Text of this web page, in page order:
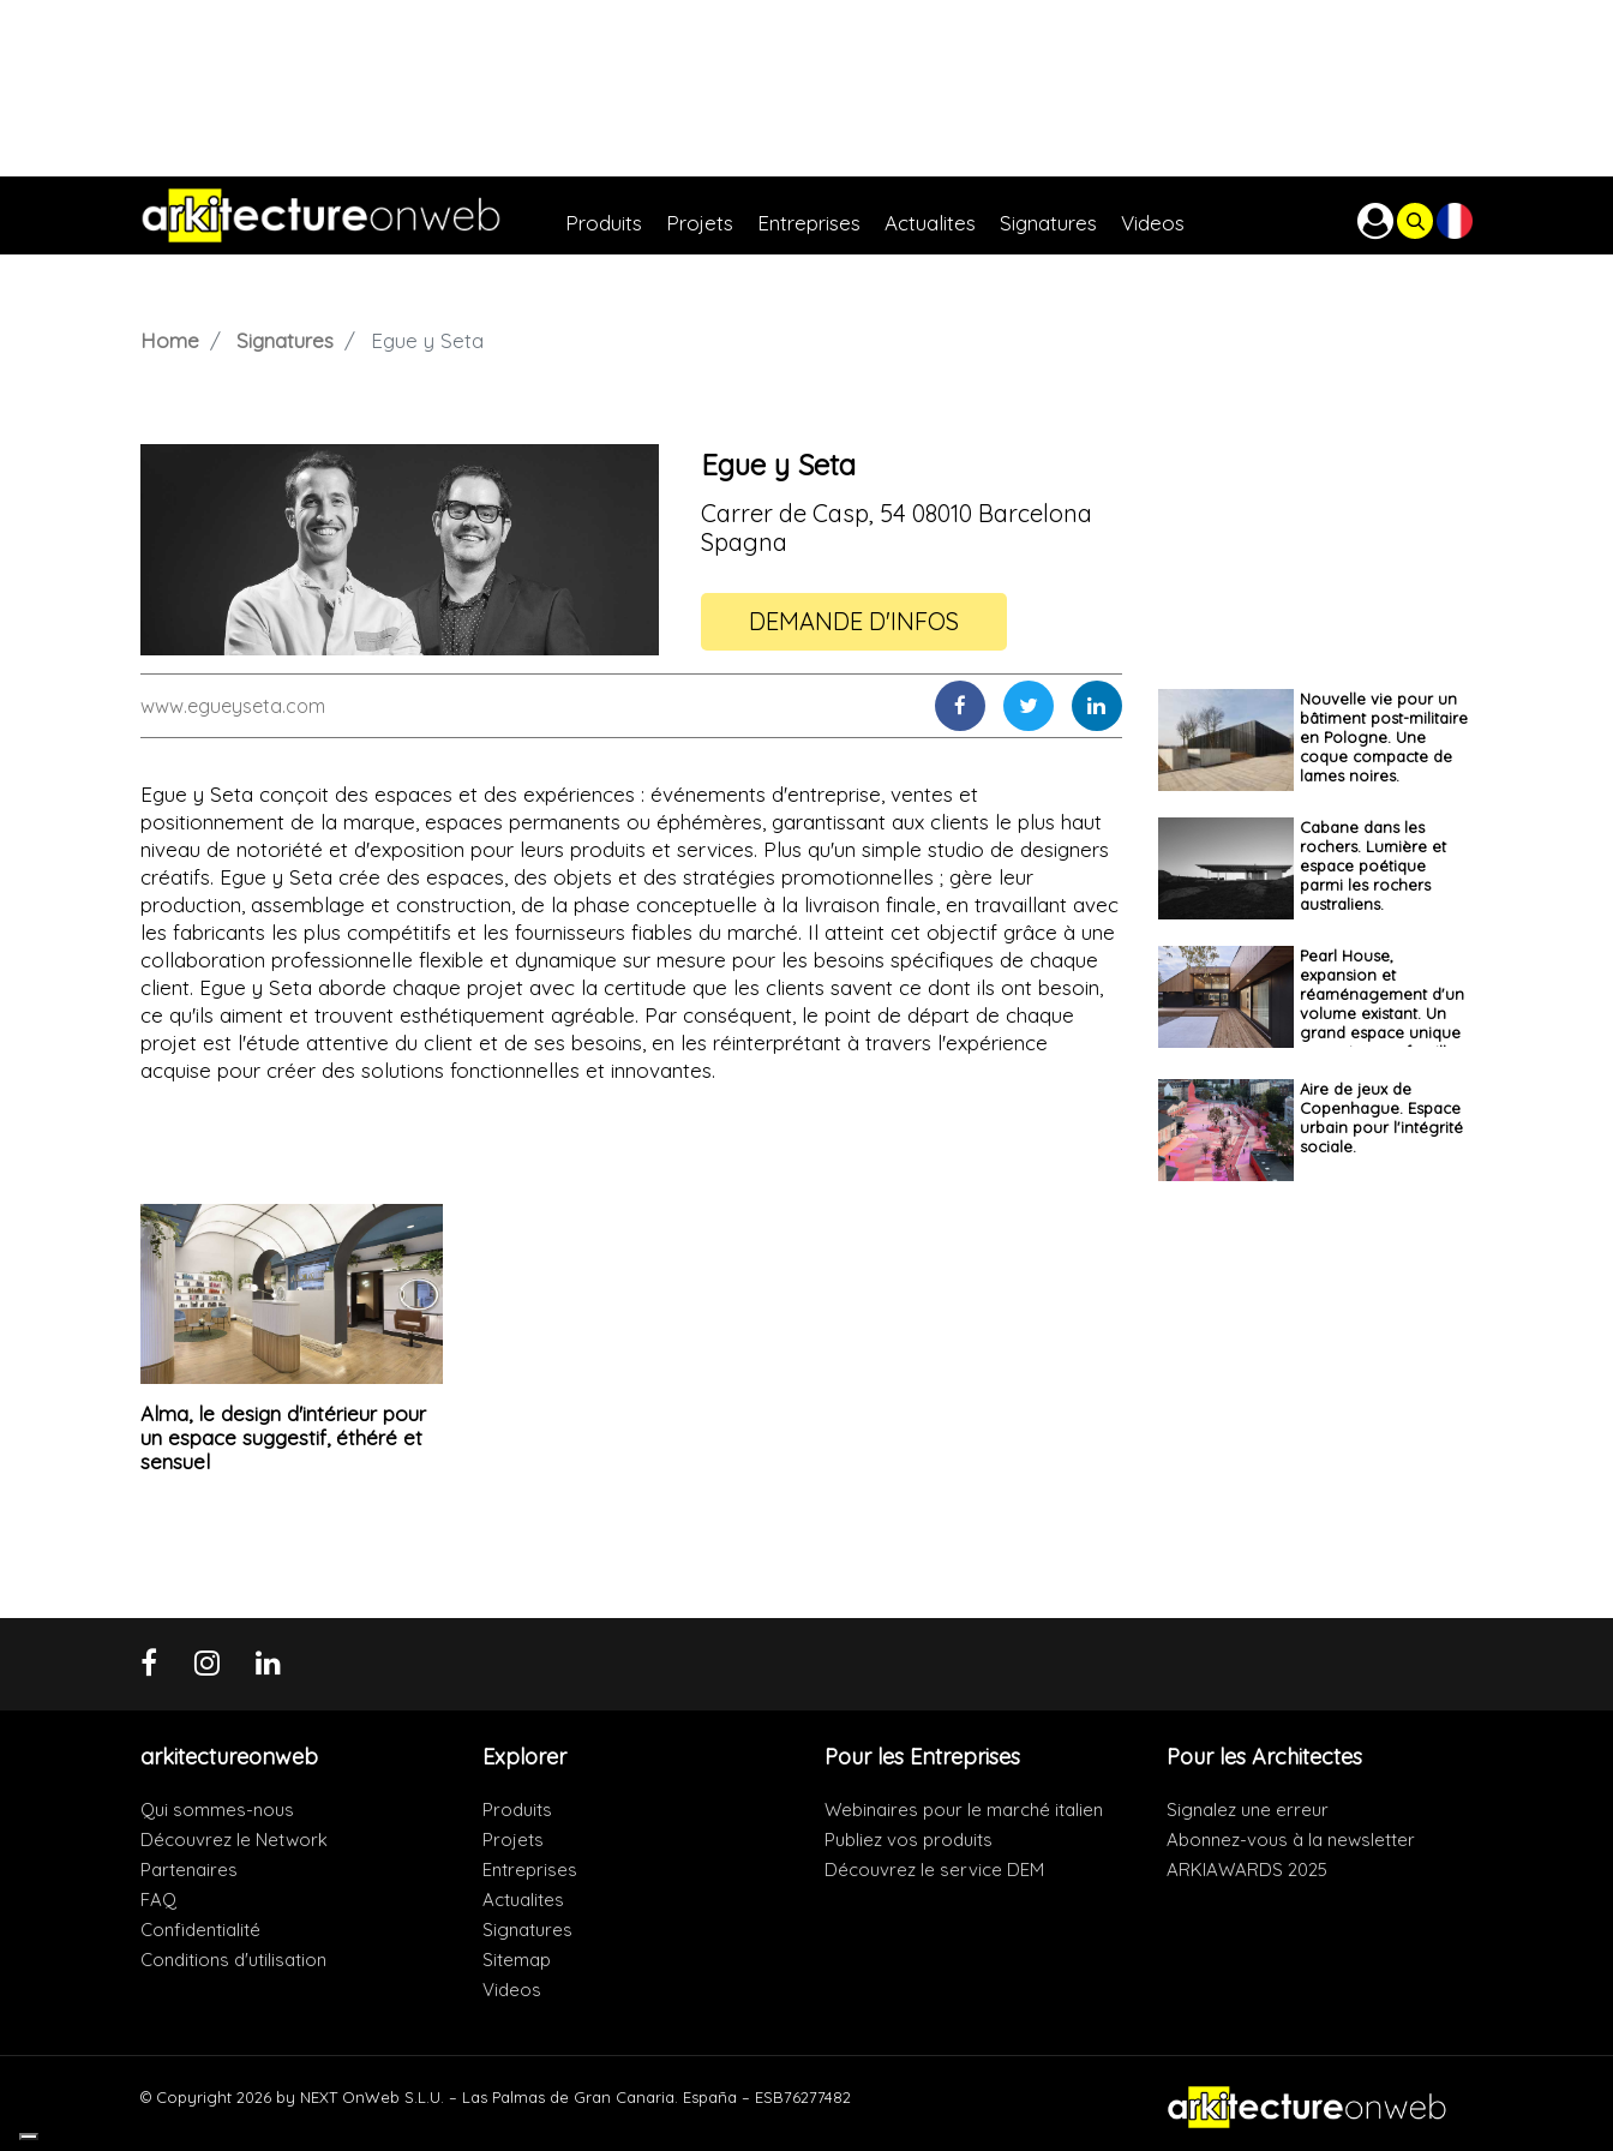
Produits Projets Entreprises Actualites Signatures Videos
Home Signatures Egue y Seta
Egue y Seta
Carrer de Casp, 54 08010 Barcelona
Spagna
DEMANDE D'INFOS
www.egueyseta.com
Egue y Seta conçoit des espaces et des expériences : événements d'entreprise, ventes et
positionnement de la marque, espaces permanents ou éphémères, garantissant aux clients le plus haut
niveau de notoriété et d'exposition pour leurs produits et services. Plus qu'un simple studio de designers
créatifs. Egue y Seta crée des espaces, des objets et des stratégies promotionnelles ; gère leur
production, assemblage et construction, de la phase conceptuelle à la livraison finale, en travaillant avec
les fabricants les plus compétitifs et les fournisseurs fiables du marché. Il atteint cet objectif grâce à une
collaboration professionnelle flexible et dynamique sur mesure pour les besoins spécifiques de chaque
client. Egue y Seta aborde chaque projet avec la certitude que les clients savent ce dont ils ont besoin,
ce qu'ils aiment et trouvent esthétiquement agréable. Par conséquent, le point de départ de chaque
projet est l'étude attentive du client et de ses besoins, en les réinterprétant à travers l'expérience
acquise pour créer des solutions fonctionnelles et innovantes.
Alma, le design d'intérieur pour
un espace suggestif, éthéré et
sensuel
Nouvelle vie pour un
bâtiment post-militaire
en Pologne. Une
coque compacte de
lames noires.
Cabane dans les
rochers. Lumière et
espace poétique
parmi les rochers
australiens.
Pearl House,
expansion et
réaménagement d'un
volume existant. Un
grand espace unique
pour vivre en famille
Aire de jeux de
Copenhague. Espace
urbain pour l'intégrité
sociale.
arkitectureonweb
Qui sommes-nous
Découvrez le Network
Partenaires
FAQ
Confidentialité
Conditions d'utilisation
Explorer
Produits
Projets
Entreprises
Actualites
Signatures
Sitemap
Videos
Pour les Entreprises
Webinaires pour le marché italien
Publiez vos produits
Découvrez le service DEM
Pour les Architectes
Signalez une erreur
Abonnez-vous à la newsletter
ARKIAWARDS 2025
© Copyright 2026 by NEXT OnWeb S.L.U. – Las Palmas de Gran Canaria. España – ESB76277482